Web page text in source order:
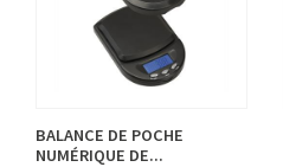
BALANCE DE POCHE
NUMÉRIQUE DE...